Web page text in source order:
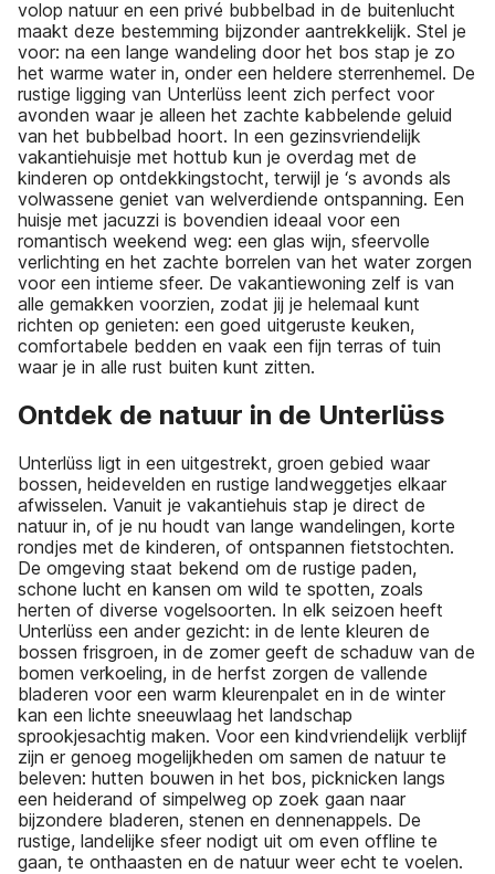
volop natuur en een privé bubbelbad in de buitenlucht
maakt deze bestemming bijzonder aantrekkelijk. Stel je
voor: na een lange wandeling door het bos stap je zo
het warme water in, onder een heldere sterrenhemel. De
rustige ligging van Unterlüss leent zich perfect voor
avonden waar je alleen het zachte kabbelende geluid
van het bubbelbad hoort. In een gezinsvriendelijk
vakantiehuisje met hottub kun je overdag met de
kinderen op ontdekkingstocht, terwijl je ‘s avonds als
volwassene geniet van welverdiende ontspanning. Een
huisje met jacuzzi is bovendien ideaal voor een
romantisch weekend weg: een glas wijn, sfeervolle
verlichting en het zachte borrelen van het water zorgen
voor een intieme sfeer. De vakantiewoning zelf is van
alle gemakken voorzien, zodat jij je helemaal kunt
richten op genieten: een goed uitgeruste keuken,
comfortabele bedden en vaak een fijn terras of tuin
waar je in alle rust buiten kunt zitten.
Ontdek de natuur in de Unterlüss
Unterlüss ligt in een uitgestrekt, groen gebied waar
bossen, heidevelden en rustige landweggetjes elkaar
afwisselen. Vanuit je vakantiehuis stap je direct de
natuur in, of je nu houdt van lange wandelingen, korte
rondjes met de kinderen, of ontspannen fietstochten.
De omgeving staat bekend om de rustige paden,
schone lucht en kansen om wild te spotten, zoals
herten of diverse vogelsoorten. In elk seizoen heeft
Unterlüss een ander gezicht: in de lente kleuren de
bossen frisgroen, in de zomer geeft de schaduw van de
bomen verkoeling, in de herfst zorgen de vallende
bladeren voor een warm kleurenpalet en in de winter
kan een lichte sneeuwlaag het landschap
sprookjesachtig maken. Voor een kindvriendelijk verblijf
zijn er genoeg mogelijkheden om samen de natuur te
beleven: hutten bouwen in het bos, picknicken langs
een heiderand of simpelweg op zoek gaan naar
bijzondere bladeren, stenen en dennenappels. De
rustige, landelijke sfeer nodigt uit om even offline te
gaan, te onthaasten en de natuur weer echt te voelen.